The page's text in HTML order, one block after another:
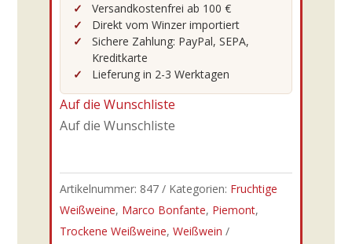
24er
Ronchetti
Gavi
del
Comune
Gavi
Versandkostenfrei ab 100 €
Direkt vom Winzer importiert
Sichere Zahlung: PayPal, SEPA,
Kreditkarte
Lieferung in 2-3 Werktagen
Auf die Wunschliste
Auf die Wunschliste
Artikelnummer: 847 Kategorien: Fruchtige
Weißweine, Marco Bonfante, Piemont,
Trockene Weißweine, Weißwein